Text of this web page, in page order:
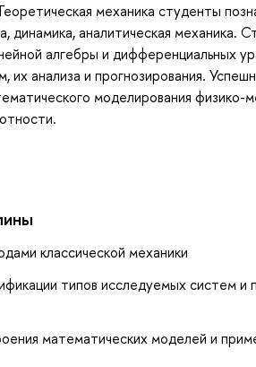
механика студенты
динамика, аналитическая
алгебры и дифференциальных
их анализа и прогнозирования.
моделирования физико-
классической механики
типов исследуемых систем
математических моделей и